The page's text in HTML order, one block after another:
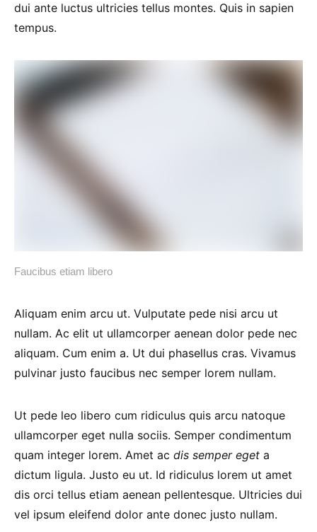
dui ante luctus ultricies tellus montes. Quis in sapien
tempus.
Faucibus etiam libero
Aliquam enim arcu ut. Vulputate pede nisi arcu ut
nullam. Ac elit ut ullamcorper aenean dolor pede nec
aliquam. Cum enim a. Ut dui phasellus cras. Vivamus
pulvinar justo faucibus nec semper lorem nullam.
Ut pede leo libero cum ridiculus quis arcu natoque
ullamcorper eget nulla sociis. Semper condimentum
quam integer lorem. Amet ac dis semper eget a
dictum ligula. Justo eu ut. Id ridiculus lorem ut amet
dis orci tellus etiam aenean pellentesque. Ultricies dui
vel ipsum eleifend dolor ante donec justo nullam.